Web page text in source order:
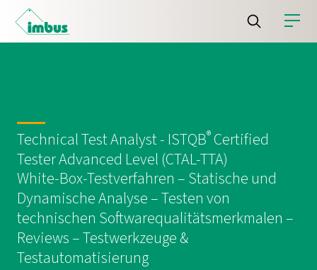
Technical Test Analyst - ISTQB® Certified
Tester Advanced Level (CTAL-TTA)
White-Box-Testverfahren – Statische und
Dynamische Analyse – Testen von
technischen Softwarequalitätsmerkmalen –
Reviews – Testwerkzeuge &
Testautomatisierung